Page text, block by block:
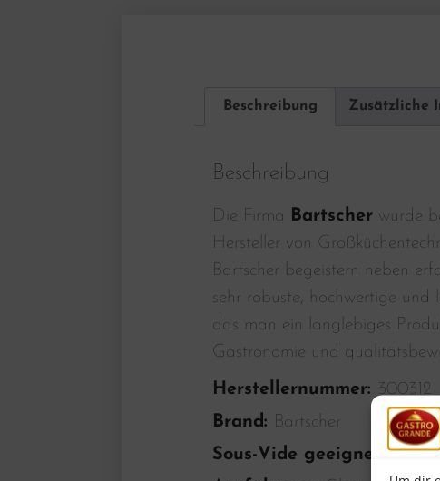
Beschreibung Zusätzliche
Beschreibung
Die Firma Bartscher wurde
Hersteller von
Bartscher begeistern neben
sehr robuste, hochwertige und
das man ein langlebiges
Gastronomie und
Herstellernummer: 300312
Brand: Bartscher
Sous-Vide geeignet:Ja